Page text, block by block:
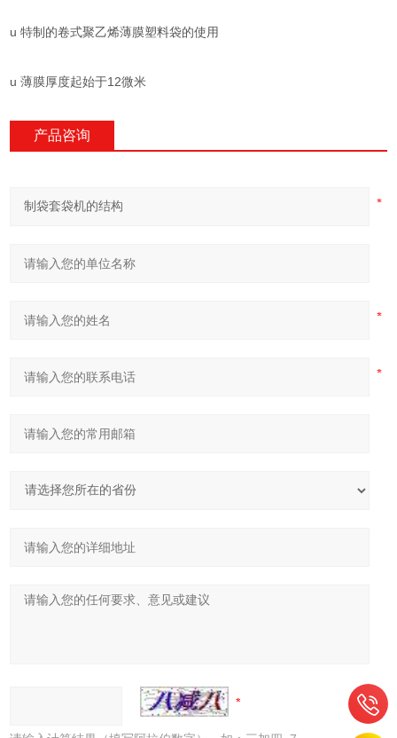
u 特制的卷式聚乙烯薄膜塑料袋的使用
u 薄膜厚度起始于12微米
产品咨询